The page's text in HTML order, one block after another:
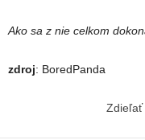
Ako sa z nie celkom
zdroj: BoredPanda
Zdieľať